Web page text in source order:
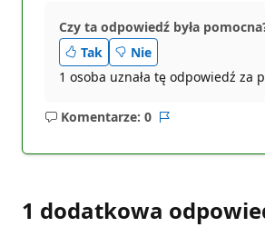
Czy ta odpowiedź była
Tak
Nie
1 osoba uznała tę odpowiedź za
Komentarze: 0
Brak
1 dodatkowa